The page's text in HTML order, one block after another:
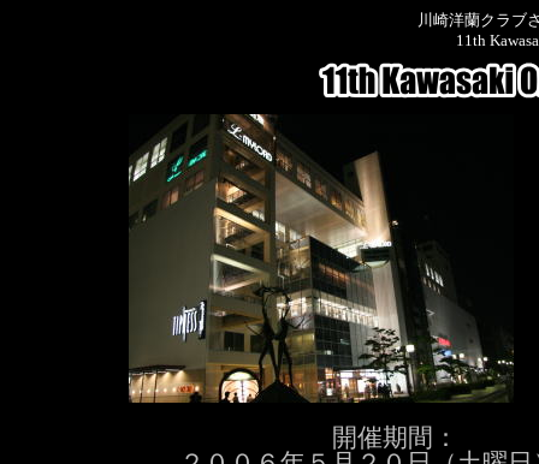
川崎洋蘭クラ
11th
開催期間：